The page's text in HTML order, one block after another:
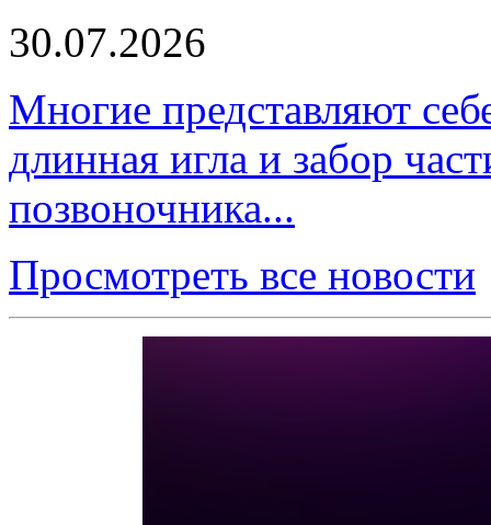
30.07.2026
Многие представляют
длинная игла и забор
позвоночника...
Просмотреть все новости